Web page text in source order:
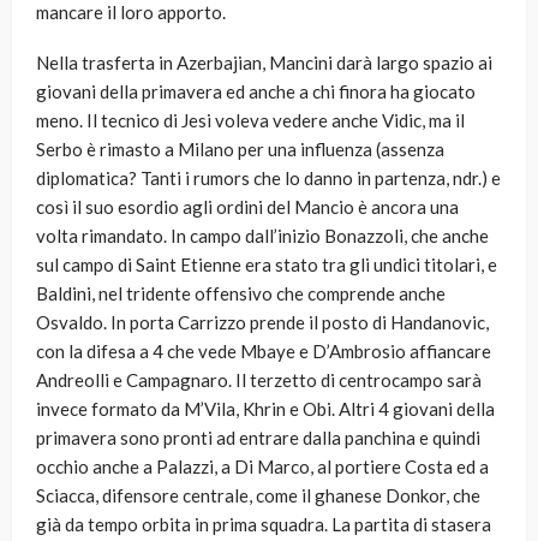
mancare il loro apporto.
Nella trasferta in Azerbajian, Mancini darà largo spazio ai
giovani della primavera ed anche a chi finora ha giocato
meno. Il tecnico di Jesi voleva vedere anche Vidic, ma il
Serbo è rimasto a Milano per una influenza (assenza
diplomatica? Tanti i rumors che lo danno in partenza, ndr.) e
così il suo esordio agli ordini del Mancio è ancora una
volta rimandato. In campo dall’inizio Bonazzoli, che anche
sul campo di Saint Etienne era stato tra gli undici titolari, e
Baldini, nel tridente offensivo che comprende anche
Osvaldo. In porta Carrizzo prende il posto di Handanovic,
con la difesa a 4 che vede Mbaye e D’Ambrosio affiancare
Andreolli e Campagnaro. Il terzetto di centrocampo sarà
invece formato da M’Vila, Khrin e Obi. Altri 4 giovani della
primavera sono pronti ad entrare dalla panchina e quindi
occhio anche a Palazzi, a Di Marco, al portiere Costa ed a
Sciacca, difensore centrale, come il ghanese Donkor, che
già da tempo orbita in prima squadra. La partita di stasera